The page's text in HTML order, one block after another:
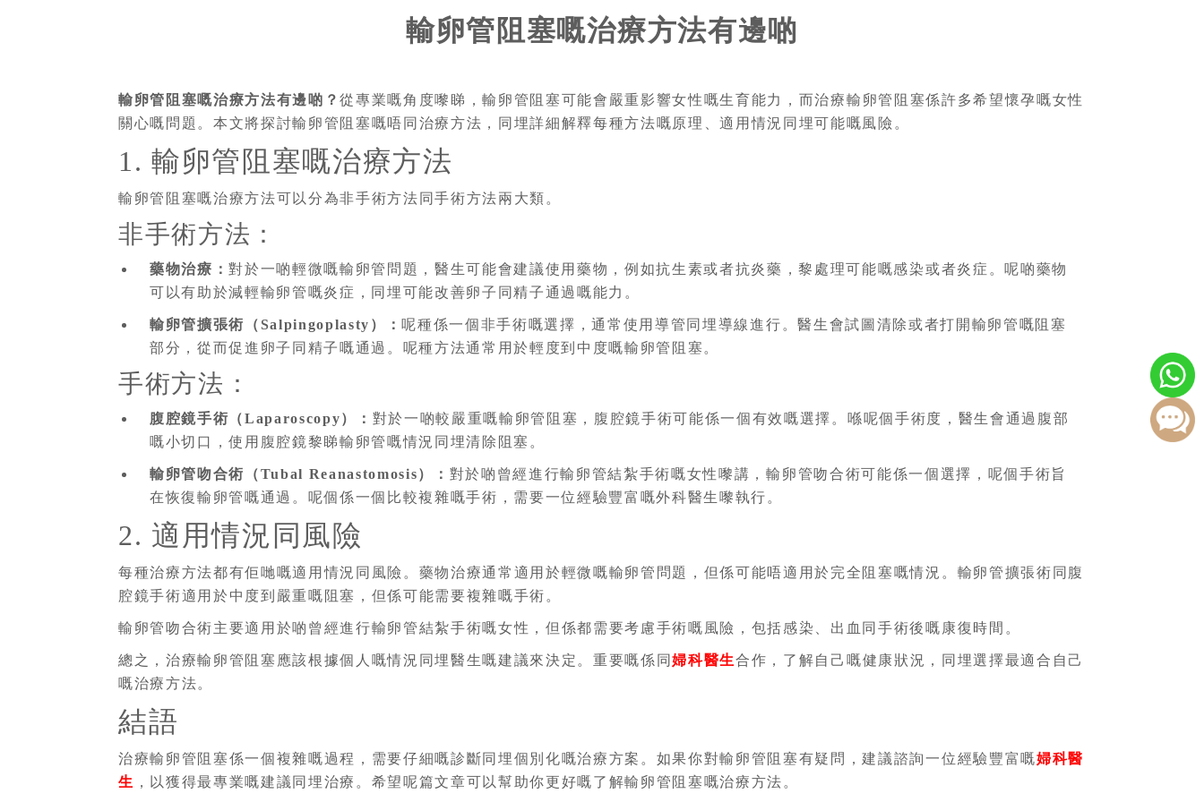
輸卵管阻塞嘅治療方法有邊啲
輸卵管阻塞嘅治療方法有邊啲？從專業嘅角度嚟睇，輸卵管阻塞可能會嚴重影響女性嘅生育能力，而治療輸卵管阻塞係許多希望懷孕嘅女性
關心嘅問題。本文將探討輸卵管阻塞嘅唔同治療方法，同埋詳細解釋每種方法嘅原理、適用情況同埋可能嘅風險。
1. 輸卵管阻塞嘅治療方法
輸卵管阻塞嘅治療方法可以分為非手術方法同手術方法兩大類。
非手術方法：
藥物治療：對於一啲輕微嘅輸卵管問題，醫生可能會建議使用藥物，例如抗生素或者抗炎藥，黎處理可能嘅感染或者炎症。呢啲藥物
可以有助於減輕輸卵管嘅炎症，同埋可能改善卵子同精子通過嘅能力。
輸卵管擴張術（Salpingoplasty）： 呢種係一個非手術嘅選擇，通常使用導管同埋導線進行。醫生會試圖清除或者打開輸卵管嘅阻塞
部分，從而促進卵子同精子嘅通過。呢種方法通常用於輕度到中度嘅輸卵管阻塞。
手術方法：
腹腔鏡手術（Laparoscopy）： 對於一啲較嚴重嘅輸卵管阻塞，腹腔鏡手術可能係一個有效嘅選擇。喺呢個手術度，醫生會通過腹部
嘅小切口，使用腹腔鏡黎睇輸卵管嘅情況同埋清除阻塞。
輸卵管吻合術（Tubal Reanastomosis）： 對於啲曾經進行輸卵管結紮手術嘅女性嚟講，輸卵管吻合術可能係一個選擇，呢個手術旨
在恢復輸卵管嘅通過。呢個係一個比較複雜嘅手術，需要一位經驗豐富嘅外科醫生嚟執行。
2. 適用情況同風險
每種治療方法都有佢哋嘅適用情況同風險。藥物治療通常適用於輕微嘅輸卵管問題，但係可能唔適用於完全阻塞嘅情況。輸卵管擴張術同腹
腔鏡手術適用於中度到嚴重嘅阻塞，但係可能需要複雜嘅手術。
輸卵管吻合術主要適用於啲曾經進行輸卵管結紮手術嘅女性，但係都需要考慮手術嘅風險，包括感染、出血同手術後嘅康復時間。
總之，治療輸卵管阻塞應該根據個人嘅情況同埋醫生嘅建議來決定。重要嘅係同婦科醫生合作，了解自己嘅健康狀況，同埋選擇最適合自己
嘅治療方法。
結語
治療輸卵管阻塞係一個複雜嘅過程，需要仔細嘅診斷同埋個別化嘅治療方案。如果你對輸卵管阻塞有疑問，建議諮詢一位經驗豐富嘅婦科醫
生 ，以獲得最專業嘅建議同埋治療。希望呢篇文章可以幫助你更好嘅了解輸卵管阻塞嘅治療方法。